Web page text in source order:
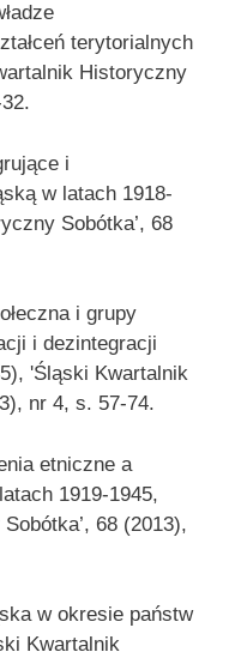
terytorialnych
Historyczny
i
w latach 1918-
Sobótka’, 68
i grupy
i dezintegracji
'Śląski Kwartalnik
nr 4, s. 57-74.
etniczne a
1919-1945,
68 (2013),
w okresie państw
Kwartalnik